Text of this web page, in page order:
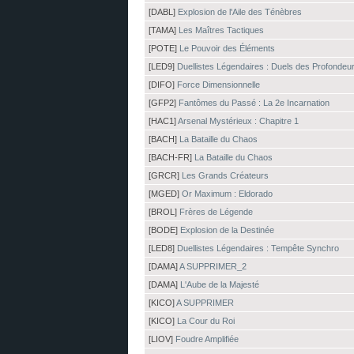
[DABL] Explosion de l'Aile des Ténèbres
[TAMA] Les Maîtres Tactiques
[POTE] Le Pouvoir des Éléments
[LED9] Duellistes Légendaires : Duels des
[DIFO] Force Dimensionnelle
[GFP2] Fantômes du Passé : La 2e Incarnation
[HAC1]Arsenal Mystérieux : Chapitre 1
[BACH] La Bataille du Chaos
[BACH-FR] La Bataille du Chaos
[GRCR] Les Grands Créateurs
[MGED] Or Maximum : Eldorado
[BROL] Frères de Légende
[BODE] Explosion de la Destinée
[LED8] Duellistes Légendaires : Tempête Synchro
[DAMA]A SUPPRIMER_2
[DAMA] L'Aube de la Majesté
[KICO]A SUPPRIMER
[KICO] La Cour du Roi
[LIOV] Foudre Amplifiée